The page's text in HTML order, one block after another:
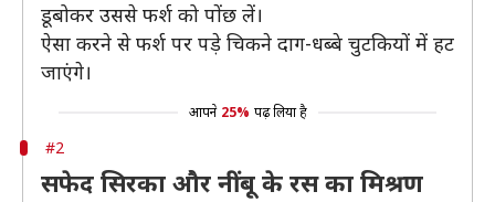
डूबोकर उससे फर्श को पोंछ लें।
ऐसा करने से फर्श पर पड़े चिकने दाग-धब्बे चुटकियों में हट
जाएंगे।
आपने 25% पढ़ लिया है
#2
सफेद सिरका और नींबू के रस का मिश्रण